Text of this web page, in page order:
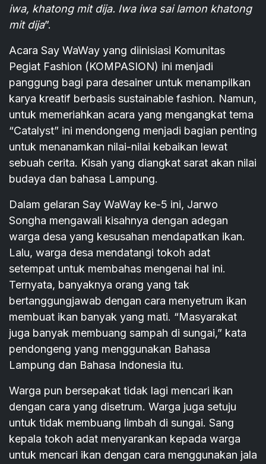
iwa, khatong mit dija. Iwa iwa sai lamon khatong
mit dija”.
Acara Say WaWay yang diinisiasi Komunitas
Pegiat Fashion (KOMPASION) ini menjadi
panggung bagi para desainer untuk menampilkan
karya kreatif berbasis sustainable fashion. Namun,
untuk memeriahkan acara yang mengangkat tema
“Catalyst” ini mendongeng menjadi bagian penting
untuk menanamkan nilai-nilai kebaikan lewat
sebuah cerita. Kisah yang diangkat sarat akan nilai
budaya dan bahasa Lampung.
Dalam gelaran Say WaWay ke-5 ini, Jarwo
Songha mengawali kisahnya dengan adegan
warga desa yang kesusahan mendapatkan ikan.
Lalu, warga desa mendatangi tokoh adat
setempat untuk membahas mengenai hal ini.
Ternyata, banyaknya orang yang tak
bertanggungjawab dengan cara menyetrum ikan
membuat ikan banyak yang mati. “Masyarakat
juga banyak membuang sampah di sungai,” kata
pendongeng yang menggunakan Bahasa
Lampung dan Bahasa Indonesia itu.
Warga pun bersepakat tidak lagi mencari ikan
dengan cara yang disetrum. Warga juga setuju
untuk tidak membuang limbah di sungai. Sang
kepala tokoh adat menyarankan kepada warga
untuk mencari ikan dengan cara menggunakan jala